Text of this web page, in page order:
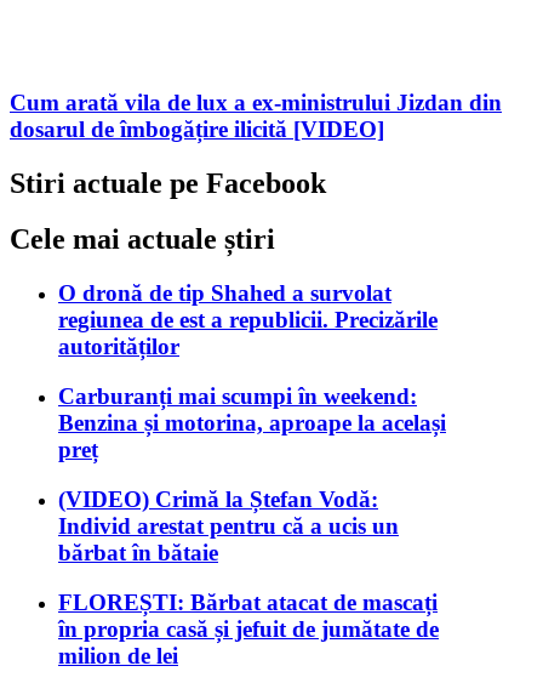
Cum arată vila de lux a ex-ministrului Jizdan din
dosarul de îmbogățire ilicită [VIDEO]
Stiri actuale pe Facebook
Cele mai actuale știri
O dronă de tip Shahed a survolat
regiunea de est a republicii. Precizările
autorităților
Carburanți mai scumpi în weekend:
Benzina și motorina, aproape la același
preț
(VIDEO) Crimă la Ștefan Vodă:
Individ arestat pentru că a ucis un
bărbat în bătaie
FLOREȘTI: Bărbat atacat de mascați
în propria casă și jefuit de jumătate de
milion de lei